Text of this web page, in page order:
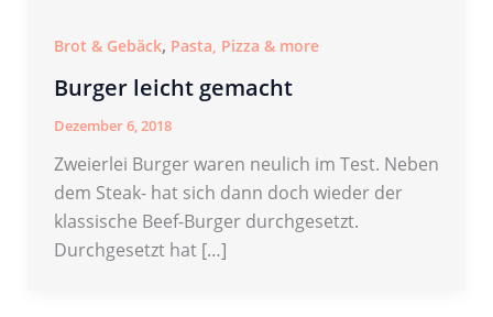
Brot & Gebäck, Pasta, Pizza & more
Burger leicht gemacht
Dezember 6, 2018
Zweierlei Burger waren neulich im Test. Neben
dem Steak- hat sich dann doch wieder der
klassische Beef-Burger durchgesetzt.
Durchgesetzt hat […]